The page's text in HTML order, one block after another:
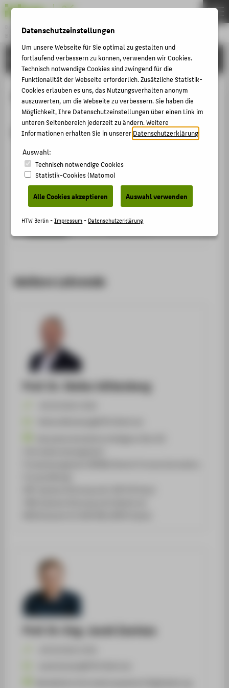
Bachelor
BETRIEBSWIRTSCHAFTSLEHRE
Menu
PERSONEN
Digital Business
Modulbeauftragte
Prof. Dr. Anna Riedel
Anna.Riedel@HTW-Berlin.de
Digital Business
Weitere Lehrende
Prof. Dr. Stefan Wittenberg
Prof. Dr.-Ing. Jacek Zawisza
THEMEN
STUDIUM
BEWERBUNG
KARRIERE
PERSONEN
ZENTRALE SEITEN
PORTALE
BERATUNG & SERVICE
Datenschutzeinstellungen
Um unsere Webseite für Sie optimal zu gestalten und
fortlaufend verbessern zu können, verwenden wir Cookies.
Technisch notwendige Cookies sind zwingend für die
Funktionalität der Webseite erforderlich. Zusätzliche Statistik-
Cookies erlauben es uns, das Nutzungsverhalten anonym
auszuwerten, um die Webseite zu verbessern. Sie haben die
Möglichkeit, Ihre Datenschutzeinstellungen über einen Link im
unteren Seitenbereich jederzeit zu ändern. Weitere
Informationen erhalten Sie in unsererDatenschutzerklärung
Auswahl:
Technisch notwendige Cookies
Statistik-Cookies (Matomo)
Alle Cookies akzeptieren Auswahl verwenden
HTW Berlin -Impressum- Datenschutzerklärung